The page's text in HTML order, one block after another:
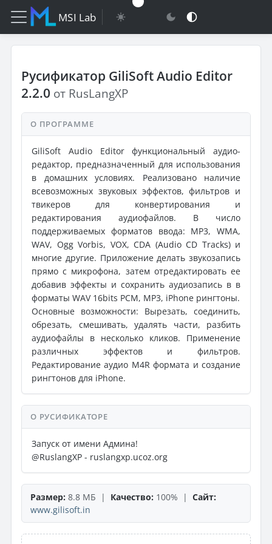
MSI Lab
Русификатор GiliSoft Audio Editor
2.2.0 от RusLangXP
О ПРОГРАММЕ
GiliSoft Audio Editor функциональный аудио-
редактор, предназначенный для использования
в домашних условиях. Реализовано наличие
всевозможных звуковых эффектов, фильтров и
твикеров для конвертирования и
редактирования аудиофайлов. В число
поддерживаемых форматов ввода: MP3, WMA,
WAV, Ogg Vorbis, VOX, CDA (Audio CD Tracks) и
многие другие. Приложение делать звукозапись
прямо с микрофона, затем отредактировать ее
добавив эффекты и сохранить аудиозапись в в
форматы WAV 16bits PCM, MP3, iPhone рингтоны.
Основные возможности: Вырезать, соединить,
обрезать, смешивать, удалять части, разбить
аудиофайлы в несколько кликов. Применение
различных эффектов и фильтров.
Редактирование аудио M4R формата и создание
рингтонов для iPhone.
О РУСИФИКАТОРЕ
Запуск от имени Админа!
@RuslangXP - ruslangxp.ucoz.org
Размер: 8.8 МБ | Качество: 100% | Сайт:
www.gilisoft.in